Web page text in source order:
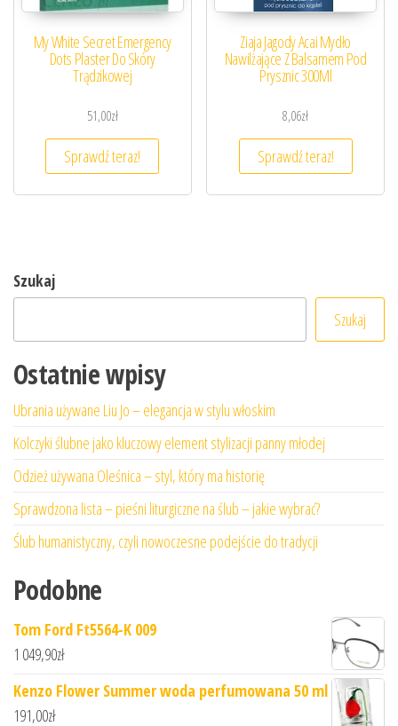
My White Secret Emergency
Dots Plaster Do Skóry
Trądzikowej
51,00zł
Sprawdź teraz!
Ziaja Jagody Acai Mydło
Nawilżające Z Balsamem Pod
Prysznic 300Ml
8,06zł
Sprawdź teraz!
Szukaj
Szukaj
Ostatnie wpisy
Ubrania używane Liu Jo – elegancja w stylu włoskim
Kolczyki ślubne jako kluczowy element stylizacji panny młodej
Odzież używana Oleśnica – styl, który ma historię
Sprawdzona lista – pieśni liturgiczne na ślub – jakie wybrać?
Ślub humanistyczny, czyli nowoczesne podejście do tradycji
Podobne
Tom Ford Ft5564-K 009
1 049,90zł
Kenzo Flower Summer woda perfumowana 50 ml
191,00zł